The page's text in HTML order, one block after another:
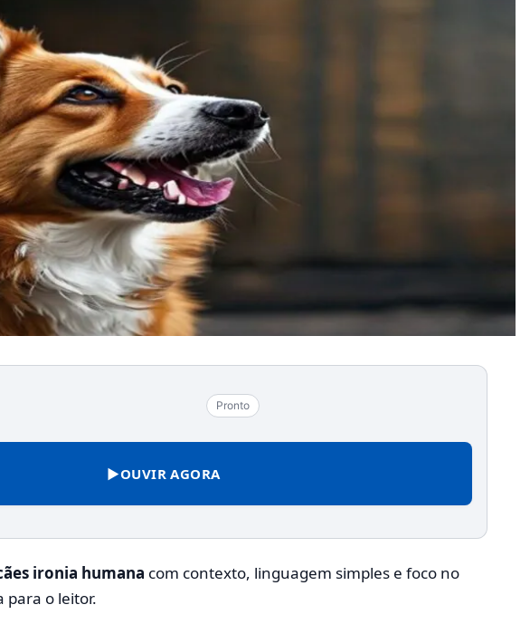
Pronto
▶OUVIR AGORA
ironia humana com contexto, linguagem simples e foco no
o leitor.